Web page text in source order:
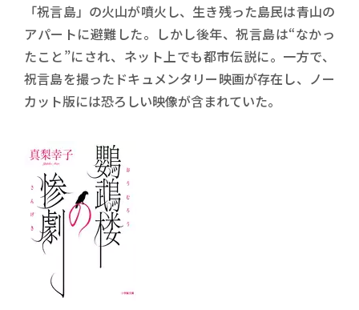
「祝言島」の火山が噴火し、生き残った島民は青山の
アパートに避難した。しかし後年、祝言島は“なかっ
たこと”にされ、ネット上でも都市伝説に。一方で、
祝言島を撮ったドキュメンタリー映画が存在し、ノー
カット版には恐ろしい映像が含まれていた。